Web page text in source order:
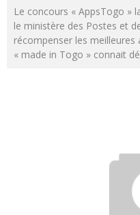
Le concours « AppsTogo »
le ministère des Postes et
récompenser les
« made in Togo » connait